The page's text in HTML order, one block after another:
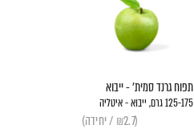
תפוח גרנד סמית' - ייבוא
125-175 גרם , ייבוא - איטליה
(₪2.7 / יחידה)